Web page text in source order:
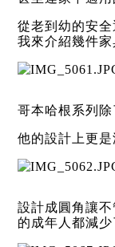
從老到幼的安
我來介紹幾件
哥本哈根系列
他的設計上更
設計成圓角讓
的成年人都減